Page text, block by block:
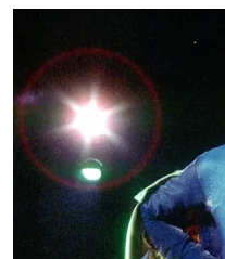
ในครั้งนี้ จึงสะท้อนวิสัยทัศ
มาตรฐานการอยู่อาศัยขอ
โครงการที่ผสานคุณภาพ
การอยู่อาศัยเข้าไว้ด้วยกั
ชีวิต” เพื่อสร้างคุณค่าให้
ในระยะยาว
ผู้สนใจสามารถเยี่ยมชมโค